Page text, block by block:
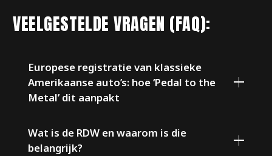
VEELGESTELDE VRAGEN (FAQ):
Europese registratie van klassieke
Amerikaanse auto’s: hoe ‘Pedal to the
Metal’ dit aanpakt
Wat is de RDW en waarom is die
belangrijk?